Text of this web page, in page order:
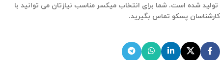
تولید شده است. شما برای انتخاب میکسر مناسب نیازتان می توانید با
کارشناسان پسکو تماس بگیرید.